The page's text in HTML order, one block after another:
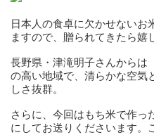
日本人の食卓に欠かせないお
ますので、贈られてきたら嬉
長野県・津滝明子さんからは
の高い地域で、清らかな空気
しさ抜群。
さらに、今回はもち米で作っ
にしてお送りくださいます。